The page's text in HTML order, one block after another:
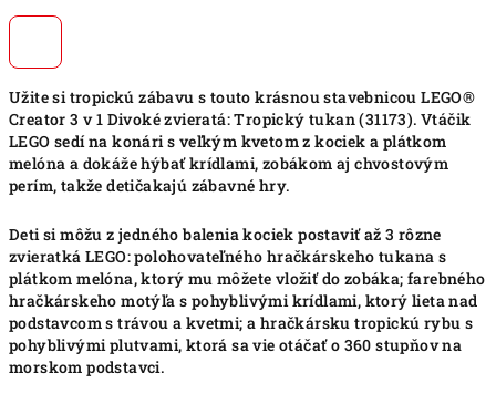
Užite si tropickú zábavu s touto krásnou stavebnicou LEGO®
Creator 3 v 1 Divoké zvieratá: Tropický tukan (31173). Vtáčik
LEGO sedí na konári s veľkým kvetom z kociek a plátkom
melóna a dokáže hýbať krídlami, zobákom aj chvostovým
perím, takže detičakajú zábavné hry.
Deti si môžu z jedného balenia kociek postaviť až 3 rôzne
zvieratká LEGO: polohovateľného hračkárskeho tukana s
plátkom melóna, ktorý mu môžete vložiť do zobáka; farebného
hračkárskeho motýľa s pohyblivými krídlami, ktorý lieta nad
podstavcom s trávou a kvetmi; a hračkársku tropickú rybu s
pohyblivými plutvami, ktorá sa vie otáčať o 360 stupňov na
morskom podstavci.